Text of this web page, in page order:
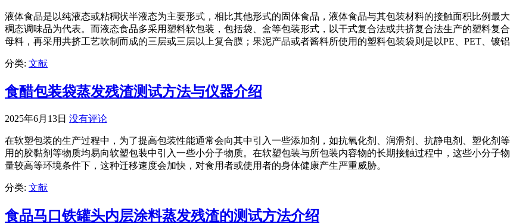
液体食品是以纯液态或粘稠状半液态为主要形式，相比其他形式的固体食品，液体食品与其包装材料的接触面积比例最
稠态调味品为代表。而液态食品多采用塑料软包装，包括袋、盒等包装形式，以干式复合法或共挤复合法生产的塑料复
母料，再采用共挤工艺吹制而成的三层或三层以上复合膜；果泥产品或者酱料所使用的塑料包装袋则是以PE、PET、镀
分类: 文献
食醋包装袋蒸发残渣测试方法与仪器介绍
2025年6月13日 没有评论
在软塑包装的生产过程中，为了提高包装性能通常会向其中引入一些添加剂，如抗氧化剂、润滑剂、抗静电剂、塑化剂
用的胶黏剂等物质均易向软塑包装中引入一些小分子物质。在软塑包装与所包装内容物的长期接触过程中，这些小分子
量较高等环境条件下，这种迁移速度会加快，对食用者或使用者的身体健康产生严重威胁。
分类: 文献
食品马口铁罐头内层涂料蒸发残渣的测试方法介绍